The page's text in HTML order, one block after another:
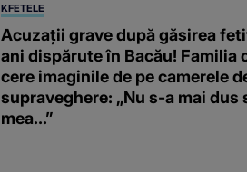
KFETELE
Acuzații grave după găsirea
ani dispărute în Bacău! Familia
cere imaginile de pe camerele
supraveghere: „Nu s-a mai dus
mea...”